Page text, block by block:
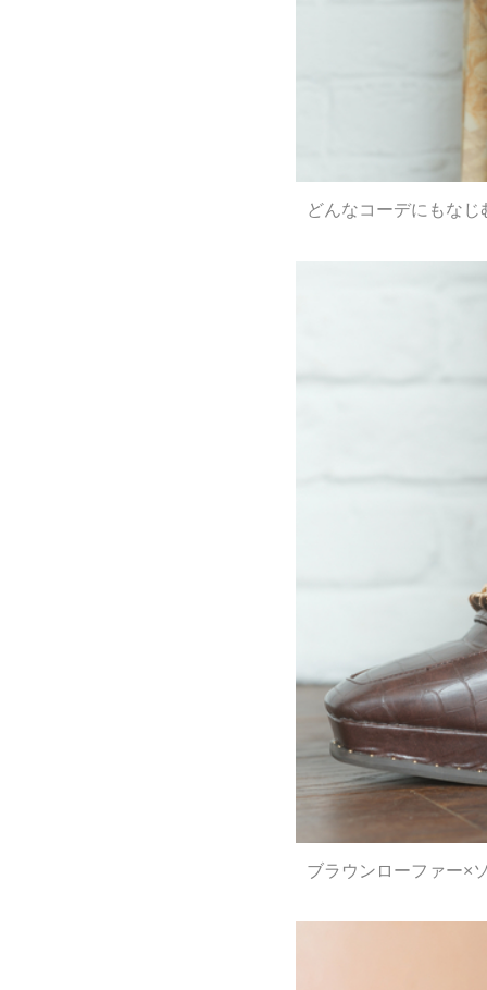
どんなコーデにもな
ブラウンローファー×